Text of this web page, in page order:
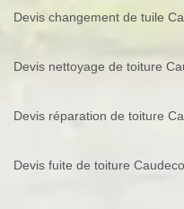
Devis changement de tuile
Devis nettoyage de toiture
Devis réparation de toiture
Devis fuite de toiture